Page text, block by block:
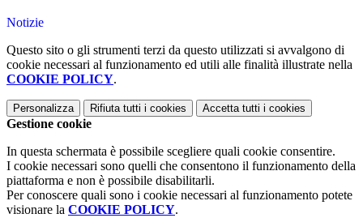
Notizie
Questo sito o gli strumenti terzi da questo utilizzati si avvalgono di
cookie necessari al funzionamento ed utili alle finalità illustrate nella
COOKIE POLICY.
Personalizza Rifiuta tutti i cookies Accetta tutti i cookies
Gestione cookie
In questa schermata è possibile scegliere quali cookie consentire.
I cookie necessari sono quelli che consentono il funzionamento della
piattaforma e non è possibile disabilitarli.
Per conoscere quali sono i cookie necessari al funzionamento potete
visionare la COOKIE POLICY.